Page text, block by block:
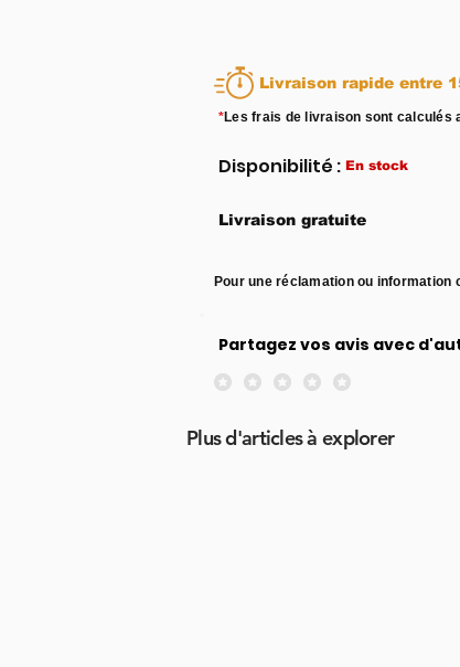
*Les frais de livraison sont calculés
Disponibilité : En stock
Livraison gratuite
Pour une réclamation ou
Partagez vos avis avec
Aucune note pour le moment
Plus d'articles à explorer